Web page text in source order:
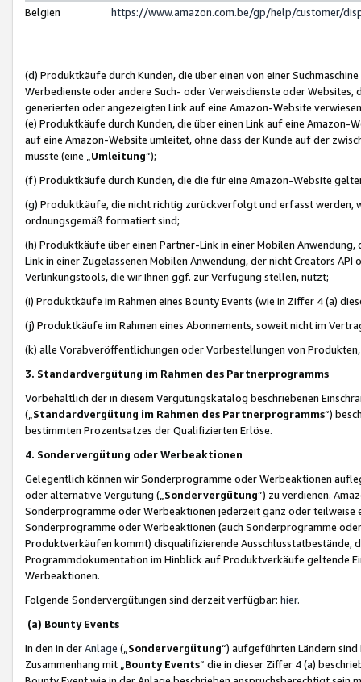
Belgien
https://www.amazon.com.be/gp/help/customer/
(d) Produktkäufe durch Kunden, die über einen von einer
Werbedienste oder andere Such- oder Verweisdienste oder Websites,
generierten oder angezeigten Link auf eine Amazon-Website
(e) Produktkäufe durch Kunden, die über einen Link auf eine
auf eine Amazon-Website umleitet, ohne dass der Kunde auf der
müsste (eine „ Umleitung“);
(f) Produktkäufe durch Kunden, die die für eine Amazon-Website
(g) Produktkäufe, die nicht richtig zurückverfolgt und erfasst werden,
ordnungsgemäß formatiert sind;
(h) Produktkäufe über einen Partner-Link in einer Mobilen
Link in einer Zugelassenen Mobilen Anwendung, der nicht Creators
Verlinkungstools, die wir Ihnen ggf. zur Verfügung stellen, nutzt;
(i) Produktkäufe im Rahmen eines Bounty Events (wie in Ziffer 4 (a)
(j) Produktkäufe im Rahmen eines Abonnements, soweit nicht im
(k) alle Vorabveröffentlichungen oder Vorbestellungen von
3. Standardvergütung im Rahmen des Partnerprogramms
Vorbehaltlich der in diesem Vergütungskatalog beschriebenen
(„ Standardvergütung im Rahmen des Partnerprogramms“)
bestimmten Prozentsatzes der Qualifizierten Erlöse.
4. Sondervergütung oder Werbeaktionen
Gelegentlich können wir Sonderprogramme oder Werbeaktionen
oder alternative Vergütung („ Sondervergütung”) zu verdienen.
Sonderprogramme oder Werbeaktionen jederzeit ganz oder
Sonderprogramme oder Werbeaktionen (auch Sonderprogramme
Produktverkäufen kommt) disqualifizierende Ausschlusstatbestände,
Programmdokumentation im Hinblick auf Produktverkäufe geltende
Werbeaktionen.
Folgende Sondervergütungen sind derzeit verfügbar: hier.
(a) Bounty Events
In den in derAnlage („ Sondervergütung“) aufgeführten Ländern
Zusammenhang mit „ Bounty Events“ die in dieser Ziffer 4 (a)